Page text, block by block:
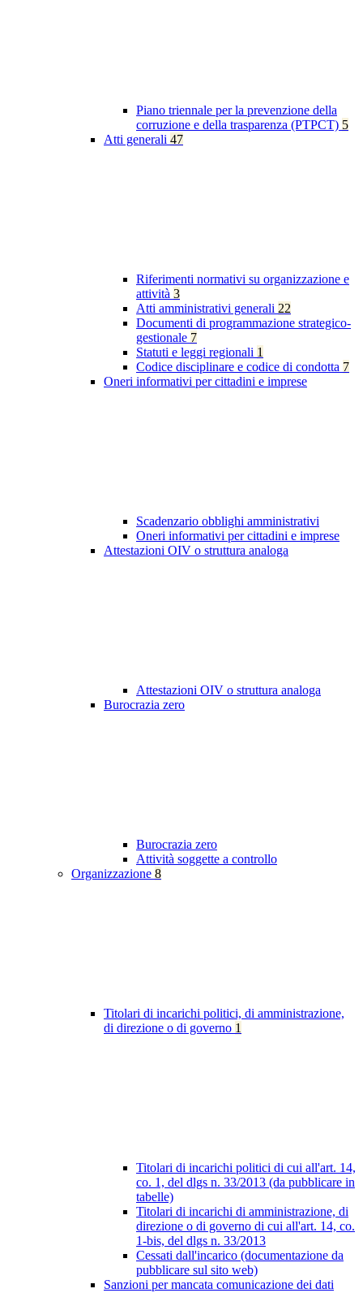
Piano triennale per la prevenzione della
corruzione e della trasparenza (PTPCT) 5
Atti generali 47
Riferimenti normativi su organizzazione e
attività 3
Atti amministrativi generali 22
Documenti di programmazione strategico-
gestionale 7
Statuti e leggi regionali 1
Codice disciplinare e codice di condotta 7
Oneri informativi per cittadini e imprese
Scadenzario obblighi amministrativi
Oneri informativi per cittadini e imprese
Attestazioni OIV o struttura analoga
Attestazioni OIV o struttura analoga
Burocrazia zero
Burocrazia zero
Attività soggette a controllo
Organizzazione 8
Titolari di incarichi politici, di amministrazione,
di direzione o di governo 1
Titolari di incarichi politici di cui all'art. 14,
co. 1, del dlgs n. 33/2013 (da pubblicare in
tabelle)
Titolari di incarichi di amministrazione, di
direzione o di governo di cui all'art. 14, co.
1-bis, del dlgs n. 33/2013
Cessati dall'incarico (documentazione da
pubblicare sul sito web)
Sanzioni per mancata comunicazione dei dati